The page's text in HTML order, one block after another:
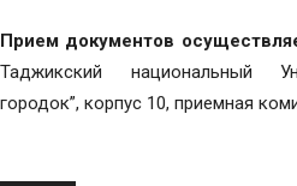
Прием документов
Таджикский национальный
городок”, корпус 10, приемная